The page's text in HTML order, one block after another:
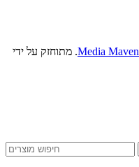
Media Maven. מתוחזק על ידי